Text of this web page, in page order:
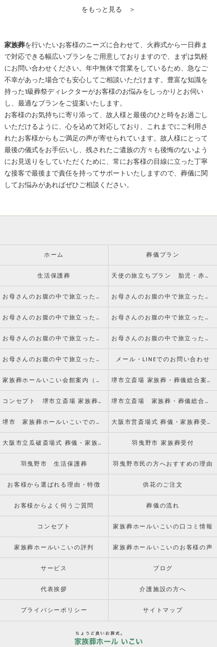
をもっと見る ＞
家族葬を行いたいお客様のニーズに合わせて、火葬式から一日葬ま
で対応できる幅広いプランをご用意しておりますので、まずは気軽
にお問い合わせください。年中無休で営業をしているため、急なご
不幸があった場合でも安心してご相談いただけます。豊富な知識を
持った1級葬祭ディレクターがお客様のお悩みをしっかりとお伺い
し、最適なプランをご提案いたします。
お客様のお気持ちに寄り添って、故人様と最後のひと時をお過ごし
いただけるように、心を込めて対応しており、これまでにご利用さ
れたお客様からもご満足の声が寄せられています。故人様にとって
最後の儀式をお手伝いし、残されたご遺族の方々も後悔のないよう
にお見送りをしていただくために、常にお客様の目線に立った丁寧
な接客で最後まで責任を持ってサポートいたしますので、葬儀に関
してお悩みがあればぜひご相談ください。
ホーム 葬儀プラン
生活保護葬 天使の旅立ちプラン 胎児・赤ちゃんのお葬式
お母さんのお腹の中で旅立った赤ちゃんのご葬儀についてvol.1 死産とは お母さんのお腹の中で旅立った赤ちゃんのご葬儀についてvol.2 火葬手続きについて
お母さんのお腹の中で旅立った赤ちゃんのご葬儀についてvol.3 葬儀について お母さんのお腹の中で旅立った赤ちゃんのご葬儀についてvol.4 副葬品について
お母さんのお腹の中で旅立った赤ちゃんのご葬儀についてvol.5 火葬について お母さんのお腹の中で旅立った赤ちゃんのご葬儀についてvol.6 納骨について
お母さんのお腹の中で旅立った赤ちゃんのご葬儀についてvol.7 水子供養とは メール・LINEでのお問い合わせ
家族葬ホールいこい会館案内（アクセス） 堺市立斎場 家族葬・葬儀総合案内窓口
コンセプト 堺市立斎場 家族葬・葬儀総合案内窓口 堺市立斎場 家族葬・葬儀総合案内窓口のお客様からの声
堺市 家族葬ホールいこいでのお葬式 大阪市営斎場式 葬儀・家族葬受付窓口
大阪市立瓜破斎場式 葬儀・家族葬受付窓口 羽曳野市 家族葬受付
羽曳野市 生活保護葬 羽曳野市民の方へおすすめの理由
お客様から選ばれる理由・特徴 供花のご注文
お客様からよく伺うご質問 葬儀の流れ
コンセプト 家族葬ホールいこいの口コミ情報
家族葬ホールいこいの評判 家族葬ホールいこいのお客様の声
サービス ブログ
代表挨拶 介護施設の方へ
プライバシーポリシー サイトマップ